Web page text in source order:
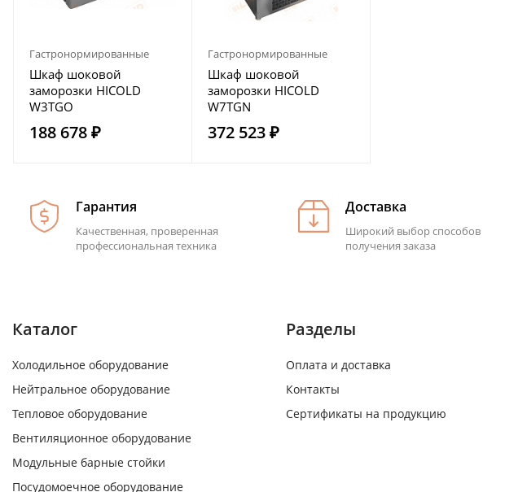
Гастронормированные
Шкаф шоковой
заморозки HICOLD
W3TGO
188 678 ₽
Гастронормированные
Шкаф шоковой
заморозки HICOLD
W7TGN
372 523 ₽
Гарантия
Качественная, проверенная
профессиональная техника
Доставка
Широкий выбор способов
получения заказа
Каталог
Холодильное оборудование
Нейтральное оборудование
Тепловое оборудование
Вентиляционное оборудование
Модульные барные стойки
Посудомоечное оборудование
Разделы
Оплата и доставка
Контакты
Сертификаты на продукцию